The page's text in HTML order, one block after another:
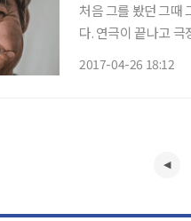
처음 그를 봤던 그때
다. 연극이 끝나고
2017-04-26 18:12